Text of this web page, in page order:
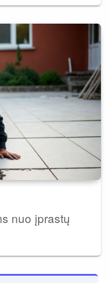
nuo įprastų